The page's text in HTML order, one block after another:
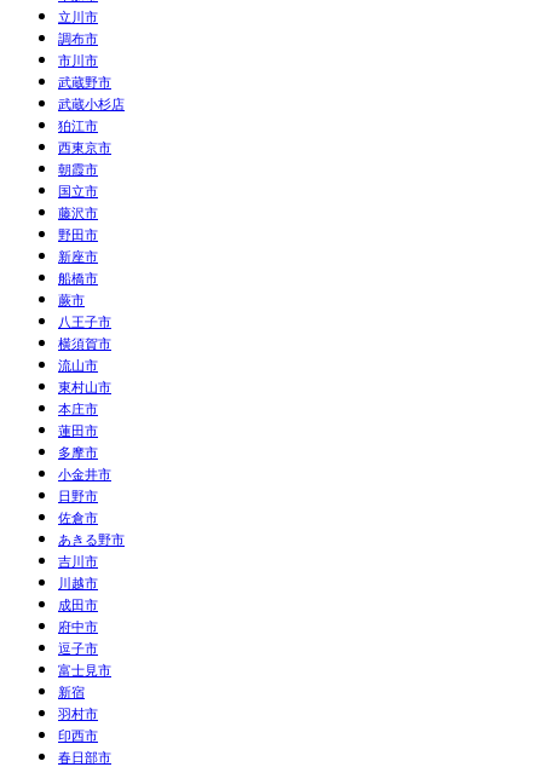
立川市
調布市
市川市
武蔵野市
武蔵小杉店
狛江市
西東京市
朝霞市
国立市
藤沢市
野田市
新座市
船橋市
蕨市
八王子市
横須賀市
流山市
東村山市
本庄市
蓮田市
多摩市
小金井市
日野市
佐倉市
あきる野市
吉川市
川越市
成田市
府中市
逗子市
富士見市
新宿
羽村市
印西市
春日部市